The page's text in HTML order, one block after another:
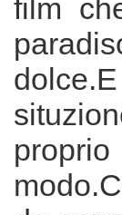
film